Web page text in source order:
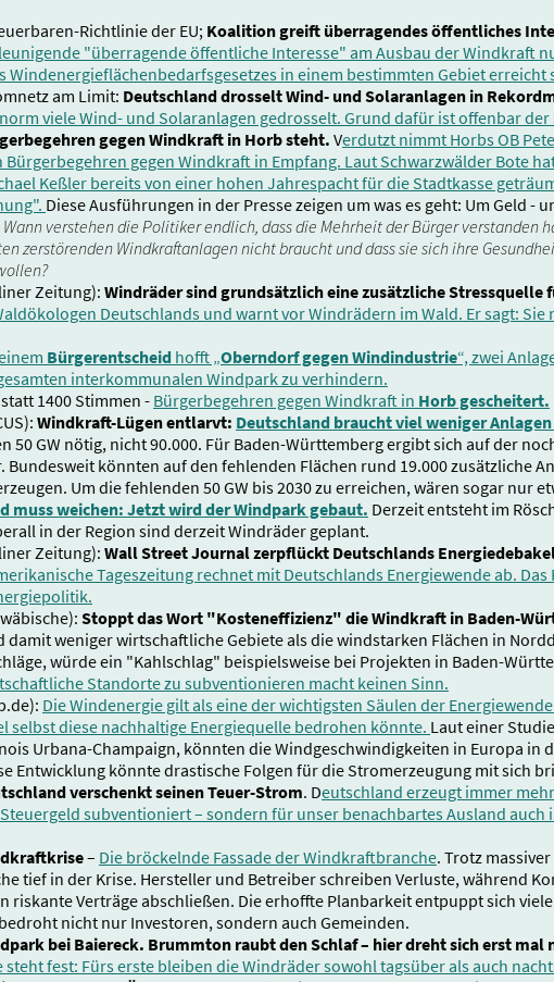
Richtlinie der EU; Koalition greift überragendes öffentliches
"überragende öffentliche Interesse" am Ausbau der Windkraft
Windenergieflächenbedarfsgesetzes in einem bestimmten Gebiet erreicht
am Limit: Deutschland drosselt Wind- und Solaranlagen in
viele Wind- und Solaranlagen gedrosselt. Grund dafür ist offenbar
gegen Windkraft in Horb steht. Verdutzt nimmt Horbs OB
gegen Windkraft in Empfang. Laut Schwarzwälder Bote
Keßler bereits von einer hohen Jahrespacht für die Stadtkasse
Diese Ausführungen in der Presse zeigen um was es geht: Um Geld -
Wann verstehen die Politiker endlich, dass die Mehrheit der Bürger verstanden
zerstörenden Windkraftanlagen nicht braucht und dass sie sich ihre
Zeitung):Windräder sind grundsätzlich eine zusätzliche Stressquelle
Deutschlands und warnt vor Windrädern im Wald. Er sagt: Sie
Bürgerentscheid hofft „Oberndorf gegen Windindustrie“, zwei
interkommunalen Windpark zu verhindern.
1400 Stimmen - Bürgerbegehren gegen Windkraft in Horb gescheitert.
Windkraft-Lügen entlarvt: Deutschland braucht viel weniger
50 GW nötig, nicht 90.000. Für Baden-Württemberg ergibt sich auf der
Bundesweit könnten auf den fehlenden Flächen rund 19.000 zusätzliche
Um die fehlenden 50 GW bis 2030 zu erreichen, wären sogar nur
muss weichen: Jetzt wird der Windpark gebaut. Derzeit entsteht im
in der Region sind derzeit Windräder geplant.
Zeitung):Wall Street Journal zerpflückt Deutschlands
Tageszeitung rechnet mit Deutschlands Energiewende ab.
Stoppt das Wort "Kosteneffizienz" die Windkraft in Baden-
damit weniger wirtschaftliche Gebiete als die windstarken Flächen in
würde ein "Kahlschlag" beispielsweise bei Projekten in Baden-
Standorte zu subventionieren macht keinen Sinn.
Die Windenergie gilt als eine der wichtigsten Säulen der
selbst diese nachhaltige Energiequelle bedrohen könnte. Laut einer
Urbana-Champaign, könnten die Windgeschwindigkeiten in Europa in
Entwicklung könnte drastische Folgen für die Stromerzeugung mit sich
verschenkt seinen Teuer-Strom. Deutschland erzeugt immer
subventioniert – sondern für unser benachbartes Ausland
– Die bröckelnde Fassade der Windkraftbranche. Trotz
tief in der Krise. Hersteller und Betreiber schreiben Verluste, während
riskante Verträge abschließen. Die erhoffte Planbarkeit entpuppt sich
nicht nur Investoren, sondern auch Gemeinden.
bei Baiereck. Brummton raubt den Schlaf – hier dreht sich erst mal
steht fest: Fürs erste bleiben die Windräder sowohl tagsüber als auch